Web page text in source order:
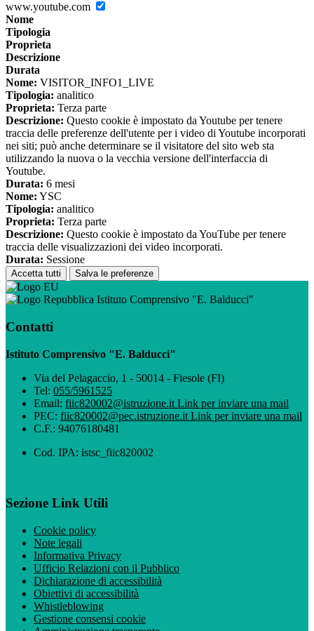
www.youtube.com
Nome
Tipologia
Proprieta
Descrizione
Durata
Nome: VISITOR_INFO1_LIVE
Tipologia: analitico
Proprieta: Terza parte
Descrizione: Questo cookie è impostato da Youtube per tenere
traccia delle preferenze dell'utente per i video di Youtube incorporati
nei siti; può anche determinare se il visitatore del sito web sta
utilizzando la nuova o la vecchia versione dell'interfaccia di
Youtube.
Durata: 6 mesi
Nome: YSC
Tipologia: analitico
Proprieta: Terza parte
Descrizione: Questo cookie è impostato da YouTube per tenere
traccia delle visualizzazioni dei video incorporati.
Durata: Sessione
Accetta tutti Salva le preferenze
Istituto Comprensivo "E. Balducci"
Contatti
Istituto Comprensivo "E. Balducci"
Via del Pelagaccio, 1 - 50014 - Fiesole (FI)
Tel: 055/5961525
Email: fiic820002@istruzione.it Link per inviare una mail
PEC: fiic820002@pec.istruzione.it Link per inviare una mail
C.F.: 94076180481
Cod. IPA: istsc_fiic820002
Sezione Link Utili
Cookie policy
Note legali
Informativa Privacy
Ufficio Relazioni con il Pubblico
Dichiarazione di accessibilità
Obiettivi di accessibilità
Whistleblowing
Gestione consensi cookie